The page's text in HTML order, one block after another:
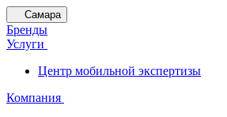
Самара
Бренды
Услуги
Центр мобильной экспертизы
Компания